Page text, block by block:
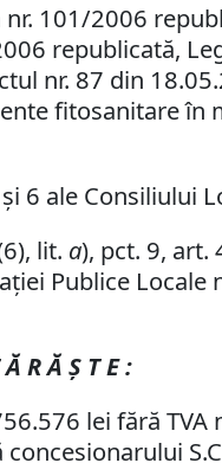
101/2006
republicată,
nr. 87 din
fitosanitare
6 ale Consiliului
lit. a), pct. 9, art.
Publice
R Ă Ş T E :
lei fără